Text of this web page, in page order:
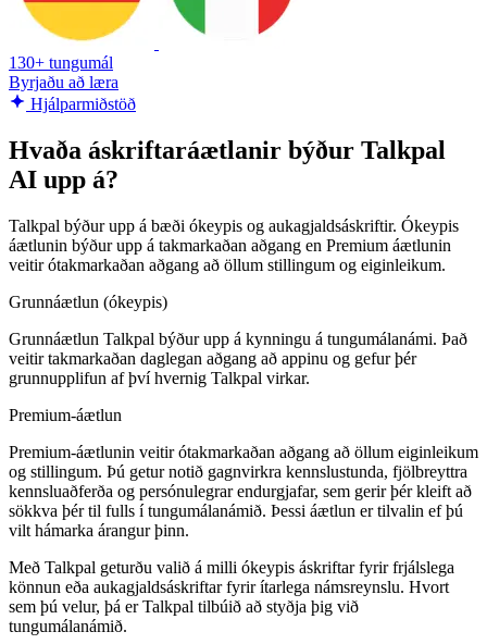
130+ tungumál
Byrjaðu að læra
Hjálparmiðstöð
Hvaða áskriftaráætlanir býður Talkpal
AI upp á?
Talkpal býður upp á bæði ókeypis og aukagjaldsáskriftir. Ókeypis
áætlunin býður upp á takmarkaðan aðgang en Premium áætlunin
veitir ótakmarkaðan aðgang að öllum stillingum og eiginleikum.
Grunnáætlun (ókeypis)
Grunnáætlun Talkpal býður upp á kynningu á tungumálanámi. Það
veitir takmarkaðan daglegan aðgang að appinu og gefur þér
grunnupplifun af því hvernig Talkpal virkar.
Premium-áætlun
Premium-áætlunin veitir ótakmarkaðan aðgang að öllum eiginleikum
og stillingum. Þú getur notið gagnvirkra kennslustunda, fjölbreyttra
kennsluaðferða og persónulegrar endurgjafar, sem gerir þér kleift að
sökkva þér til fulls í tungumálanámið. Þessi áætlun er tilvalin ef þú
vilt hámarka árangur þinn.
Með Talkpal geturðu valið á milli ókeypis áskriftar fyrir frjálslega
könnun eða aukagjaldsáskriftar fyrir ítarlega námsreynslu. Hvort
sem þú velur, þá er Talkpal tilbúið að styðja þig við
tungumálanámið.